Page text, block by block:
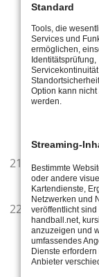
Verlassen
Empfang mit
dort eine
Abmelden
zwingend
Mitglied wird
Daten
BDSG).
Der
gemäß
Verlangen
Es ist nicht
Personen
den
sofort
Standard
Tools, die
Services und
ermöglichen,
Identitätsprüfung,
Option kann
werden.
Streaming-
Bestimmte
oder andere
Kartendienste,
Netzwerken und
veröffentlicht sind
handball.net,
anzuzeigen und
umfassendes
Dienste
Anbieter